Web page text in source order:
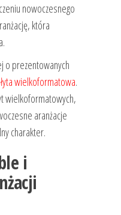
nowoczesnego
która
o prezentowanych
wielkoformatowa.
wielkoformatowych,
aranżacje
charakter.
i